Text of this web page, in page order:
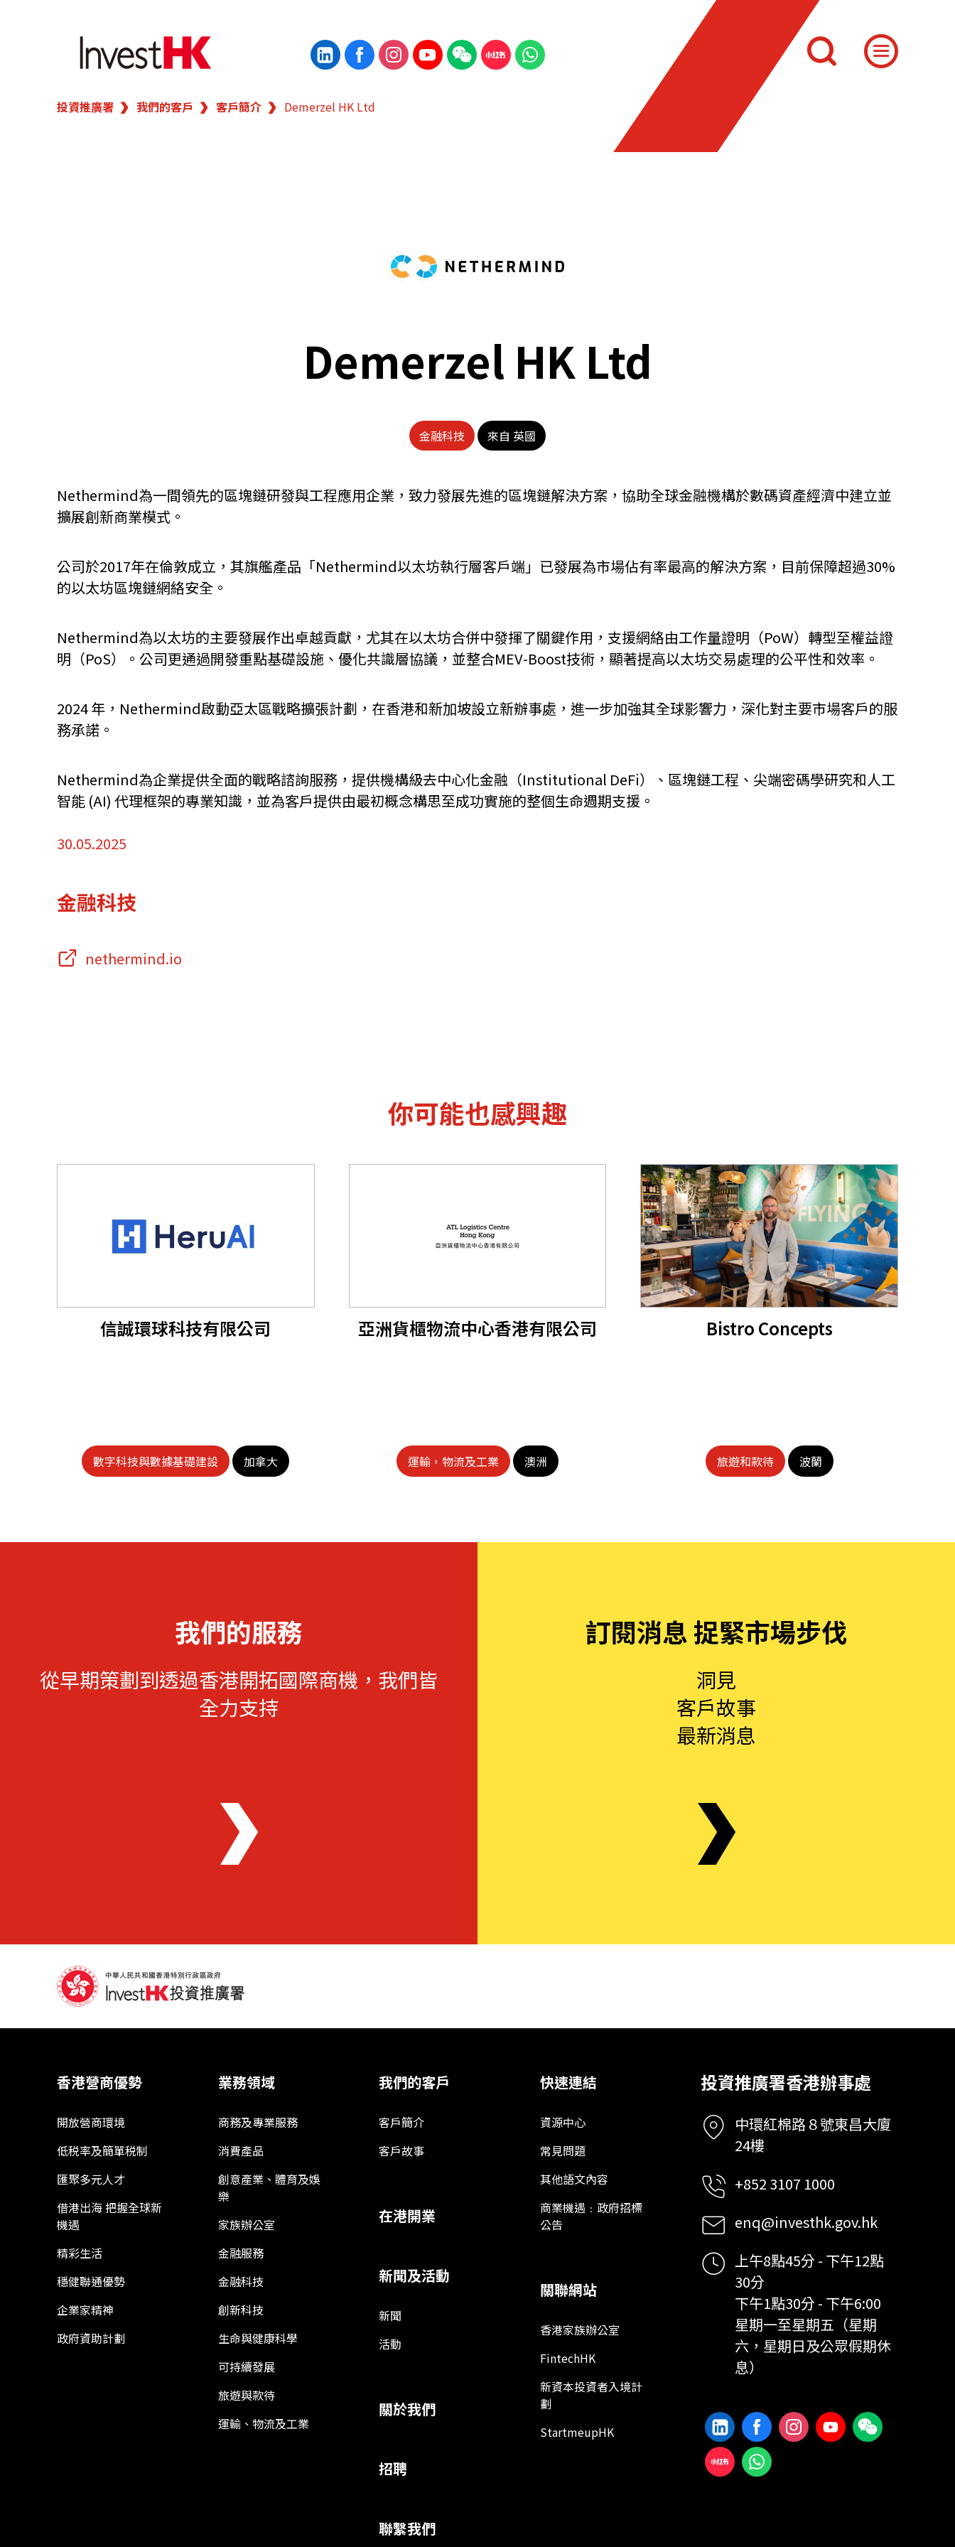
繁 简
資源中心 常見問題 商業機遇﹕政府招標公告 推薦表格 其他語文內容 招聘
關聯網站
香港家族辦公室 FintechHK 新資本投資者入境計劃 StartmeupHK
投資推廣署 我們的客戶 客戶簡介 Demerzel HK Ltd
Demerzel HK Ltd
金融科技 來自 英國
Nethermind為一間領先的區塊鏈研發與工程應用企業，致力發展先進的區塊鏈解決方案，協助全球金融機構於數碼資產經濟中建立並
擴展創新商業模式。
公司於2017年在倫敦成立，其旗艦產品「Nethermind以太坊執行層客戶端」已發展為市場佔有率最高的解決方案，目前保障超過30%
的以太坊區塊鏈網絡安全。
Nethermind為以太坊的主要發展作出卓越貢獻，尤其在以太坊合併中發揮了關鍵作用，支援網絡由工作量證明（PoW）轉型至權益證
明（PoS）。公司更通過開發重點基礎設施、優化共識層協議，並整合MEV-Boost技術，顯著提高以太坊交易處理的公平性和效率。
2024 年，Nethermind啟動亞太區戰略擴張計劃，在香港和新加坡設立新辦事處，進一步加強其全球影響力，深化對主要市場客戶的服
務承諾。
Nethermind為企業提供全面的戰略諮詢服務，提供機構級去中心化金融（Institutional DeFi）、區塊鏈工程、尖端密碼學研究和人工
智能 (AI) 代理框架的專業知識，並為客戶提供由最初概念構思至成功實施的整個生命週期支援。
30.05.2025
金融科技
nethermind.io
你可能也感興趣
信誠環球科技有限公司
數字科技與數據基礎建設 加拿大
亞洲貨櫃物流中心香港有限公司
運輸，物流及工業 澳洲
Bistro Concepts
旅遊和款待 波蘭
我們的服務
從早期策劃到透過香港開拓國際商機，我們皆
全力支持
訂閱消息 捉緊市場步伐
洞見
客戶故事
最新消息
香港營商優勢
開放營商環境
低税率及簡單税制
匯聚多元人才
借港出海 把握全球新
機遇
精彩生活
穩健聯通優勢
企業家精神
政府資助計劃
業務領域
商務及專業服務
消費產品
創意產業、體育及娛
樂
家族辦公室
金融服務
金融科技
創新科技
生命與健康科學
可持續發展
旅遊與款待
運輸、物流及工業
我們的客戶
客戶簡介
客戶故事
在港開業
新聞及活動
新聞
活動
關於我們
招聘
聯繫我們
快速連結
資源中心
常見問題
其他語文內容
商業機遇﹕政府招標
公告
關聯網站
香港家族辦公室
FintechHK
新資本投資者入境計
劃
StartmeupHK
投資推廣署香港辦事處
中環紅棉路８號東昌大廈
24樓
+852 3107 1000
enq@investhk.gov.hk
上午8點45分 - 下午12點
30分
下午1點30分 - 下午6:00
星期一至星期五（星期
六，星期日及公眾假期休
息）